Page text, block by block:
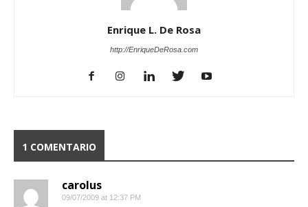
Enrique L. De Rosa
http://EnriqueDeRosa.com
1 COMENTARIO
carolus
09/07/2009 at 12:37 PM